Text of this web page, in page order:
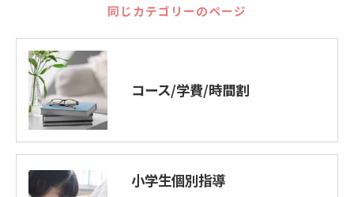
同じカテゴリーのページ
コース/学費/時間割
小学生個別指導